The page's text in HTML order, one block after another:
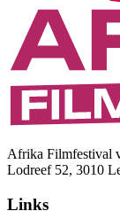
Afrika Filmfestival
Lodreef 52, 3010
Links